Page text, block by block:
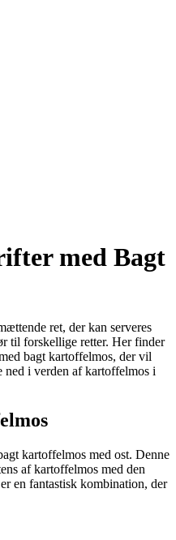
med Bagt
ret, der kan serveres
til forskellige retter. Her finder
bagt kartoffelmos, der vil
i verden af kartoffelmos i
kartoffelmos med ost. Denne
af kartoffelmos med den
en fantastisk kombination, der